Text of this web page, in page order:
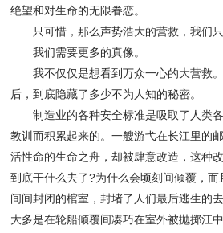
绝望和对生命的无限眷恋。
只可惜，那么声势浩大的营救，我们只
我们需要更多的真像。
我不仅仅是想看到万众一心的大营救。
后，到底隐藏了多少不为人知的秘密。
制造业的各种安全标准是吸取了人类各
教训而积累起来的。一艘游弋在长江里的
活性命的生命之舟，却被肆意改造，这种
到底干什么去了?为什么会顷刻间倾覆，
间间封闭的棺室，封堵了人们最后逃生的
大多是在轮船倾覆间凑巧在室外被抛掷江